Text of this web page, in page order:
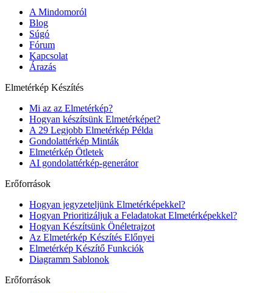
A Mindomoról
Blog
Súgó
Fórum
Kapcsolat
Árazás
Elmetérkép Készítés
Mi az az Elmetérkép?
Hogyan készítsünk Elmetérképet?
A 29 Legjobb Elmetérkép Példa
Gondolattérkép Minták
Elmetérkép Ötletek
AI gondolattérkép-generátor
Erőforrások
Hogyan jegyzeteljünk Elmetérképekkel?
Hogyan Prioritizáljuk a Feladatokat Elmetérképekkel?
Hogyan Készítsünk Önéletrajzot
Az Elmetérkép Készítés Előnyei
Elmetérkép Készítő Funkciók
Diagramm Sablonok
Erőforrások